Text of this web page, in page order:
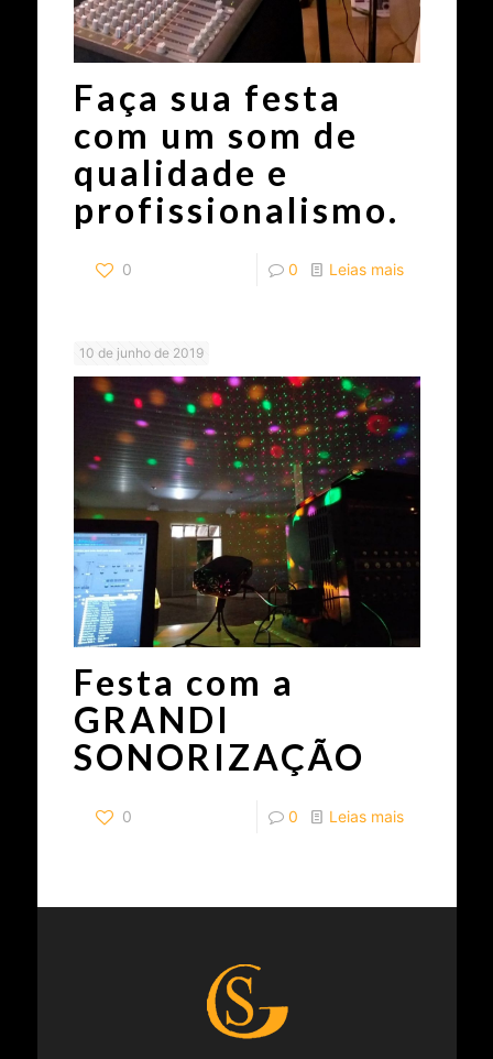
Faça sua festa
com um som de
qualidade e
profissionalismo.
0 0 Leias mais
10 de junho de 2019
Festa com a
GRANDI
SONORIZAÇÃO
0 0 Leias mais